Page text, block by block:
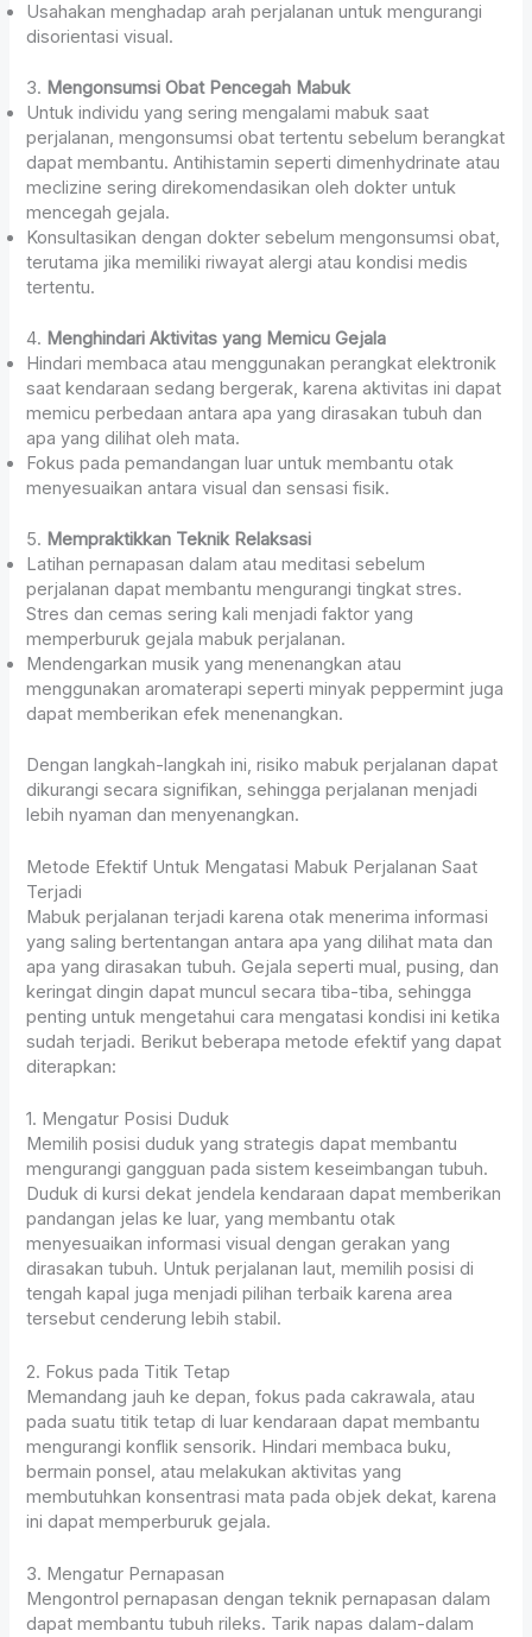
Usahakan menghadap arah perjalanan untuk mengurangi
disorientasi visual.
3. Mengonsumsi Obat Pencegah Mabuk
Untuk individu yang sering mengalami mabuk saat
perjalanan, mengonsumsi obat tertentu sebelum berangkat
dapat membantu. Antihistamin seperti dimenhydrinate atau
meclizine sering direkomendasikan oleh dokter untuk
mencegah gejala.
Konsultasikan dengan dokter sebelum mengonsumsi obat,
terutama jika memiliki riwayat alergi atau kondisi medis
tertentu.
4. Menghindari Aktivitas yang Memicu Gejala
Hindari membaca atau menggunakan perangkat elektronik
saat kendaraan sedang bergerak, karena aktivitas ini dapat
memicu perbedaan antara apa yang dirasakan tubuh dan
apa yang dilihat oleh mata.
Fokus pada pemandangan luar untuk membantu otak
menyesuaikan antara visual dan sensasi fisik.
5. Mempraktikkan Teknik Relaksasi
Latihan pernapasan dalam atau meditasi sebelum
perjalanan dapat membantu mengurangi tingkat stres.
Stres dan cemas sering kali menjadi faktor yang
memperburuk gejala mabuk perjalanan.
Mendengarkan musik yang menenangkan atau
menggunakan aromaterapi seperti minyak peppermint juga
dapat memberikan efek menenangkan.
Dengan langkah-langkah ini, risiko mabuk perjalanan dapat
dikurangi secara signifikan, sehingga perjalanan menjadi
lebih nyaman dan menyenangkan.
Metode Efektif Untuk Mengatasi Mabuk Perjalanan Saat
Terjadi
Mabuk perjalanan terjadi karena otak menerima informasi
yang saling bertentangan antara apa yang dilihat mata dan
apa yang dirasakan tubuh. Gejala seperti mual, pusing, dan
keringat dingin dapat muncul secara tiba-tiba, sehingga
penting untuk mengetahui cara mengatasi kondisi ini ketika
sudah terjadi. Berikut beberapa metode efektif yang dapat
diterapkan:
1. Mengatur Posisi Duduk
Memilih posisi duduk yang strategis dapat membantu
mengurangi gangguan pada sistem keseimbangan tubuh.
Duduk di kursi dekat jendela kendaraan dapat memberikan
pandangan jelas ke luar, yang membantu otak
menyesuaikan informasi visual dengan gerakan yang
dirasakan tubuh. Untuk perjalanan laut, memilih posisi di
tengah kapal juga menjadi pilihan terbaik karena area
tersebut cenderung lebih stabil.
2. Fokus pada Titik Tetap
Memandang jauh ke depan, fokus pada cakrawala, atau
pada suatu titik tetap di luar kendaraan dapat membantu
mengurangi konflik sensorik. Hindari membaca buku,
bermain ponsel, atau melakukan aktivitas yang
membutuhkan konsentrasi mata pada objek dekat, karena
ini dapat memperburuk gejala.
3. Mengatur Pernapasan
Mengontrol pernapasan dengan teknik pernapasan dalam
dapat membantu tubuh rileks. Tarik napas dalam-dalam